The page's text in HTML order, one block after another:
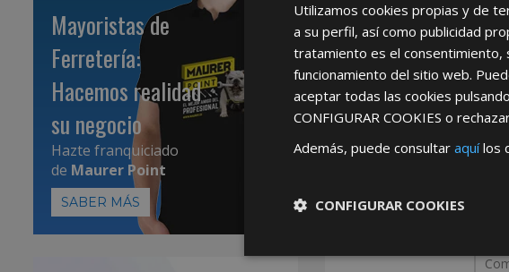
Mayoristas de
Ferretería:
Hacemos realidad
su negocio
Hazte franquiciado
de Maurer Point
SABER MÁS
Utilizamos cookies propias y de
a su perfil, así como publicidad
tratamiento es el consentimiento,
funcionamiento del sitio web.
aceptar todas las cookies
CONFIGURAR COOKIES o
Además, puede consultar aquílos
CONFIGURAR COOKIES